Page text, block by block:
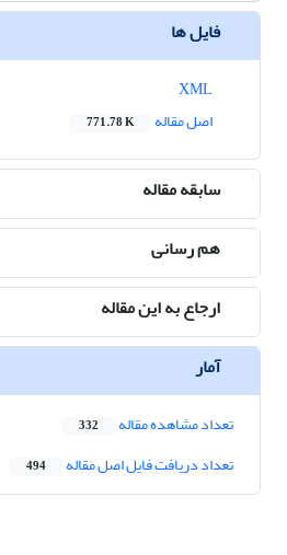
فایل ها
اصل مقاله
771.78 K
سابقه مقاله
هم رسانی
ارجاع به این مقاله
آمار
تعداد مشاهده مقاله 332
تعداد دریافت فایل اصل مقاله 494